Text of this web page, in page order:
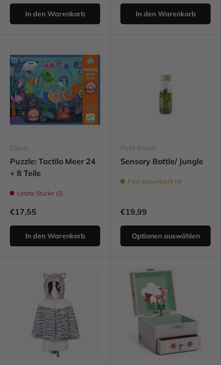
In den Warenkorb In den Warenkorb
Djeco
Puzzle: Tactilo Meer 24
+ 8 Teile
Letzte Stücke (2)
€17,55
In den Warenkorb
Petit Boum
Sensory Bottle/ Jungle
Fast ausverkauft (4)
€19,99
Optionen auswählen